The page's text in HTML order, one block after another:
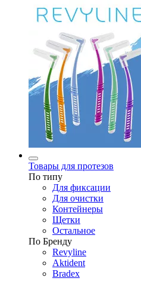
Товары для протезов
По типу
Для фиксации
Для очистки
Контейнеры
Щетки
Остальное
По Бренду
Revyline
Aktident
Bradex